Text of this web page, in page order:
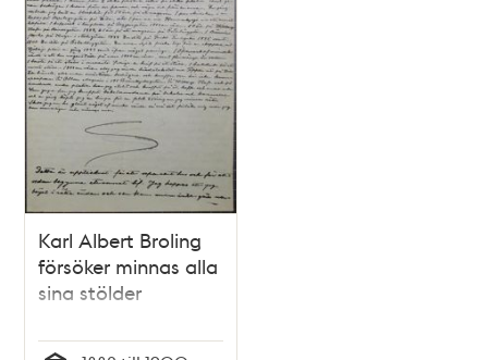
Karl Albert Broling
försöker minnas alla
sina stölder